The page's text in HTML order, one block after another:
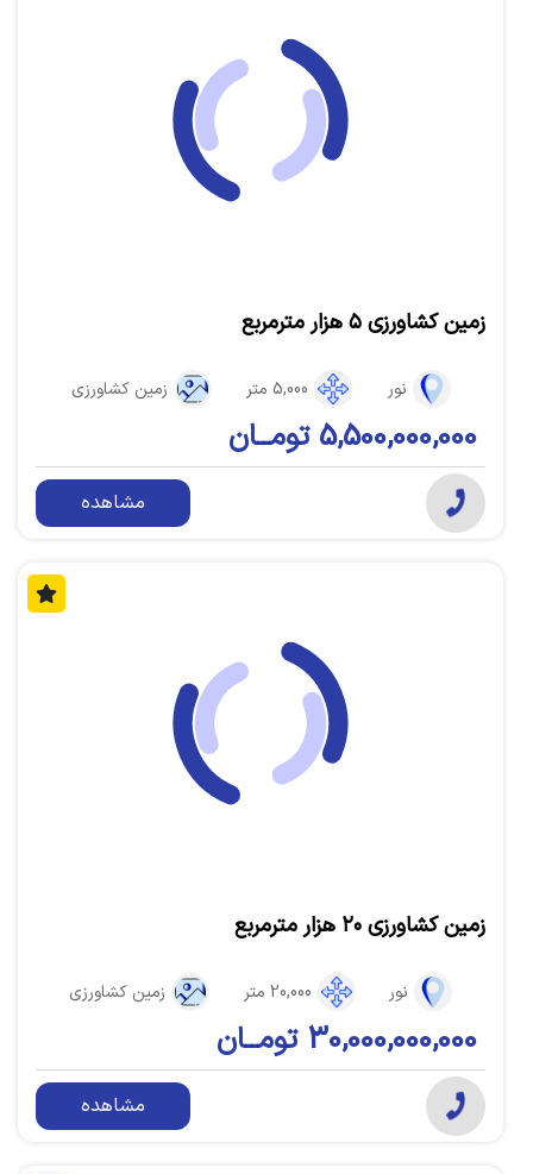
زمین کشاورزی ۵ هزار متر‌مربع
نور 5,000 متر زمین کشاورزی
5,500,000,000 تومــان
مشاهده
زمین کشاورزی ۲۰ هزار مترمربع
نور 20,000 متر زمین کشاورزی
30,000,000,000 تومــان
مشاهده